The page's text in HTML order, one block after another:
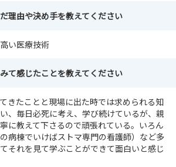
理由や決め手を教えてください
い医療技術
て感じたことを教えてください
きたことと現場に出た時では求められる知
、毎日必死に考え、学び続けているが、親
に教えて下さるので頑張れている。いろん
病棟でいけばストマ専門の看護師）など多
それを見て学ぶことができて面白いと感じ